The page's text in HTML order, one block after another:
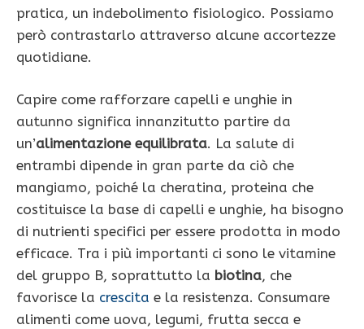
pratica, un indebolimento fisiologico. Possiamo
però contrastarlo attraverso alcune accortezze
quotidiane.
Capire come rafforzare capelli e unghie in
autunno significa innanzitutto partire da
un’alimentazione equilibrata. La salute di
entrambi dipende in gran parte da ciò che
mangiamo, poiché la cheratina, proteina che
costituisce la base di capelli e unghie, ha bisogno
di nutrienti specifici per essere prodotta in modo
efficace. Tra i più importanti ci sono le vitamine
del gruppo B, soprattutto la biotina, che
favorisce la crescita e la resistenza. Consumare
alimenti come uova, legumi, frutta secca e